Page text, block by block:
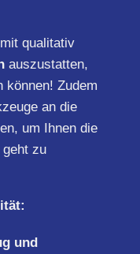
qualitativ
auszustatten,
können! Zudem
an die
um Ihnen die
zu
und